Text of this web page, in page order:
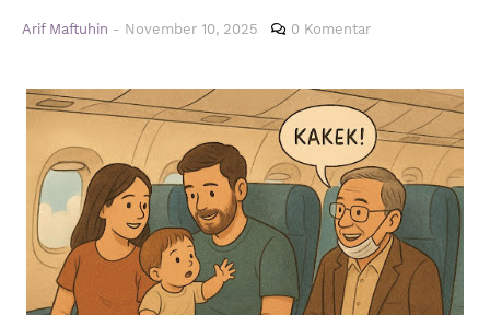
Arif Maftuhin - November 10, 2025 0 Komentar